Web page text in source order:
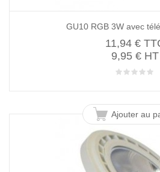
GU10 RGB 3W avec
11,94 €
9,95 € HT
Ajouter au